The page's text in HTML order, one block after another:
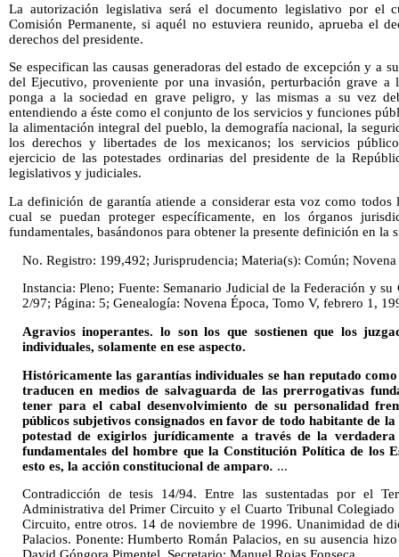
La autorización legislativa será el documento legislativo por
Comisión Permanente, si aquél no estuviera reunido, aprueba el
derechos del presidente.
Se especifican las causas generadoras del estado de excepción y a
del Ejecutivo, proveniente por una invasión, perturbación grave
ponga a la sociedad en grave peligro, y las mismas a su vez
entendiendo a éste como el conjunto de los servicios y funciones
la alimentación integral del pueblo, la demografía nacional, la
los derechos y libertades de los mexicanos; los servicios
ejercicio de las potestades ordinarias del presidente de la
legislativos y judiciales.
La definición de garantía atiende a considerar esta voz como
cual se puedan proteger específicamente, en los órganos
fundamentales, basándonos para obtener la presente definición en la
No. Registro: 199,492; Jurisprudencia; Materia(s): Común; Novena
Instancia: Pleno; Fuente: Semanario Judicial de la Federación y su
2/97; Página: 5; Genealogía: Novena Época, Tomo V, febrero 1,
Agravios inoperantes. lo son los que sostienen que los
individuales, solamente en ese aspecto.
Históricamente las garantías individuales se han reputado
traducen en medios de salvaguarda de las prerrogativas
tener para el cabal desenvolvimiento de su personalidad
públicos subjetivos consignados en favor de todo habitante de
potestad de exigirlos jurídicamente a través de la
fundamentales del hombre que la Constitución Política de los
esto es, la acción constitucional de amparo. ...
Contradicción de tesis 14/94. Entre las sustentadas por el
Administrativa del Primer Circuito y el Cuarto Tribunal
Circuito, entre otros. 14 de noviembre de 1996. Unanimidad de
Palacios. Ponente: Humberto Román Palacios, en su ausencia